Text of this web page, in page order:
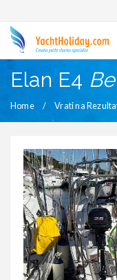
Elan E4
Home Vrati na